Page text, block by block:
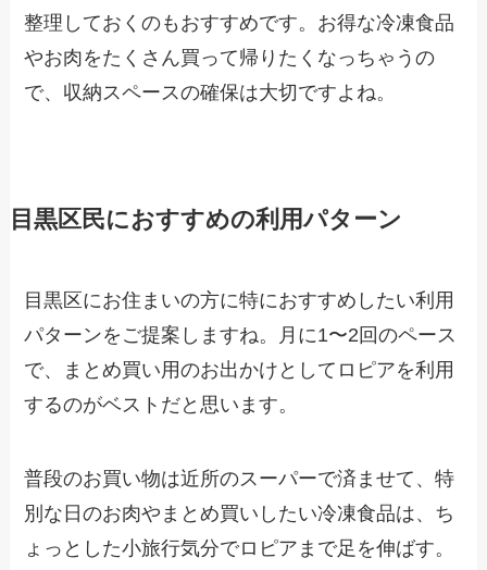
整理しておくのもおすすめです。お得な冷凍食品
やお肉をたくさん買って帰りたくなっちゃうの
で、収納スペースの確保は大切ですよね。
目黒区民におすすめの利用パターン
目黒区にお住まいの方に特におすすめしたい利用
パターンをご提案しますね。月に1〜2回のペース
で、まとめ買い用のお出かけとしてロピアを利用
するのがベストだと思います。
普段のお買い物は近所のスーパーで済ませて、特
別な日のお肉やまとめ買いしたい冷凍食品は、ち
ょっとした小旅行気分でロピアまで足を伸ばす。